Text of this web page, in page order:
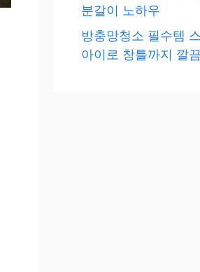
분갈이 노하우
방충망청소 필수템
아이로 창틀까지 깔